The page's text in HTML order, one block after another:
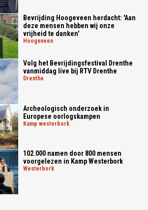
Bevrijding Hoogeveen herdacht: 'Aan
deze mensen hebben wij onze
vrijheid te danken'
hoogeveen
Volg het Bevrijdingsfestival Drenthe
vanmiddag live bij RTV Drenthe
drenthe
Archeologisch onderzoek in
Europese oorlogskampen
kamp westerbork
102.000 namen door 800 mensen
voorgelezen in Kamp Westerbork
westerbork